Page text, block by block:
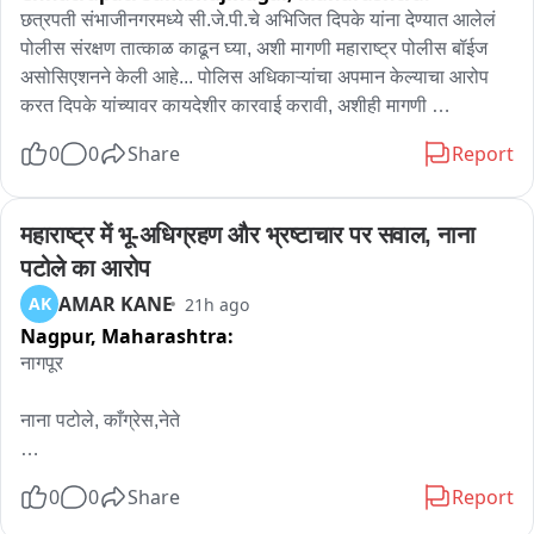
छत्रपती संभाजीनगरमध्ये सी.जे.पी.चे अभिजित दिपके यांना देण्यात आलेलं
पोलीस संरक्षण तात्काळ काढून घ्या, अशी मागणी महाराष्ट्र पोलीस बॉईज
असोसिएशनने केली आहे... पोलिस अधिकाऱ्यांचा अपमान केल्याचा आरोप
करत दिपके यांच्यावर कायदेशीर कारवाई करावी, अशीही मागणी
आय या घराबाहेर हाकलले होते.. दिपके यांचं पोलीस संरक्षण काढून घ्या,
असोसिएशनने दिलाय... त्यामुळे अभिजित दिपके यांच्याविरोधातील हा वाद
आता अधिक चिघळण्याची शक्यता आहे...
0 0 Share Report
महाराष्ट्र में भू-अधिग्रहण और भ्रष्टाचार पर सवाल, नाना
पटोले का आरोप
AK AMAR KANE 21h ago
Nagpur, Maharashtra:
नागपूर
नाना पटोले, काँग्रेस,नेते
0 0 Share Report